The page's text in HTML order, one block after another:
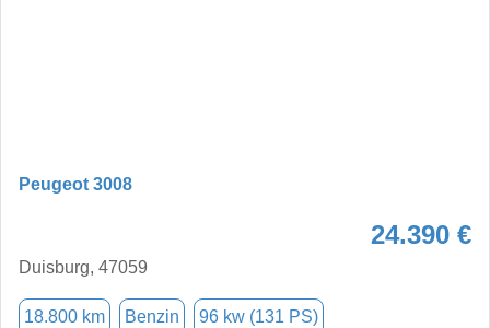
Peugeot 3008
24.390 €
Duisburg, 47059
18.800 km Benzin 96 kw (131 PS)